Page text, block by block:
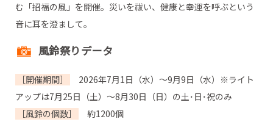
む「招福の風」を開催。災いを祓い、健康と幸運を呼ぶという
音に耳を澄まして。
風鈴祭りデータ
［開催期間］
2026年7月1日（水）～9月9日（水）※ライト
アップは7月25日（土）～8月30日（日）の土･日･祝のみ
［風鈴の個数］
約1200個